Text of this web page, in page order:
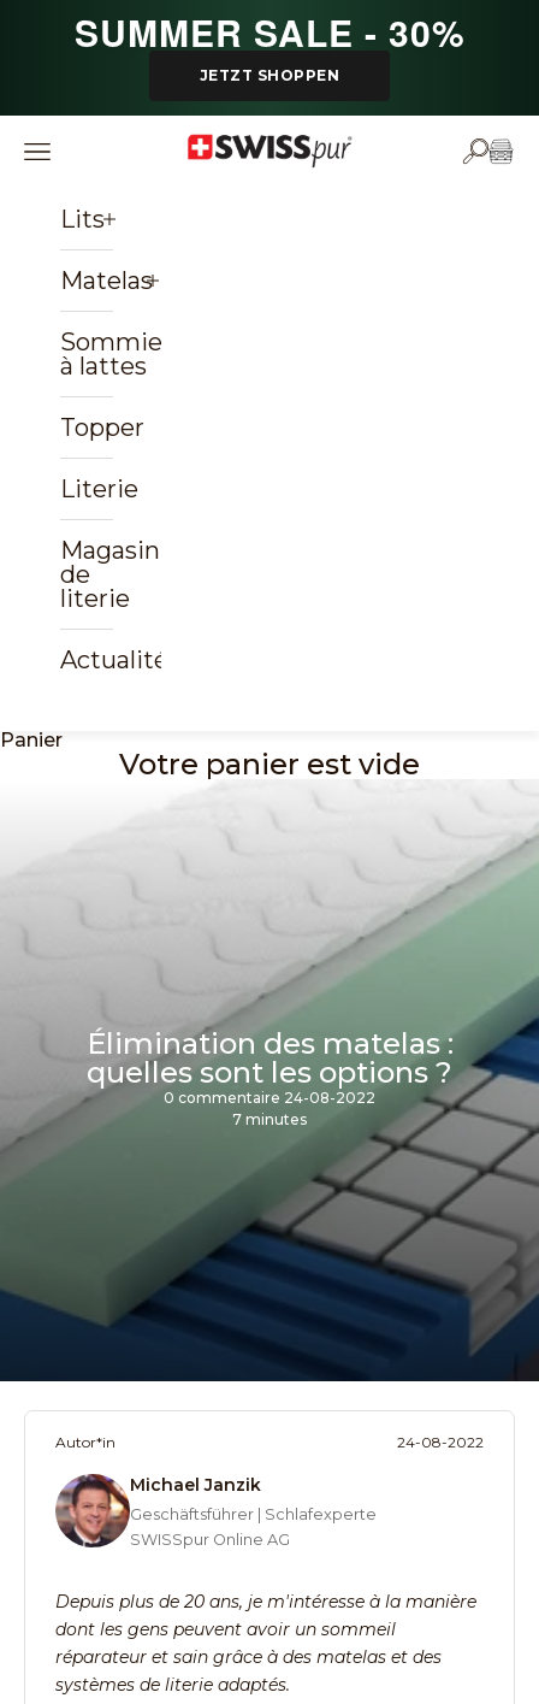
SUMMER SALE - 30%
JETZT SHOPPEN
SWISSpur
Ouvrir la navigation Ouvrir
Voir
Lits
Matelas
Sommiers
à lattes
Topper
Literie
Magasin
de
literie
Actualités
Panier
Votre panier est vide
Élimination des matelas :
quelles sont les options ?
0 commentaire 24-08-2022
7 minutes
24-08-2022
Autor*in
Michael Janzik
Geschäftsführer | Schlafexperte
SWISSpur Online AG
Depuis plus de 20 ans, je m'intéresse à la manière
dont les gens peuvent avoir un sommeil
réparateur et sain grâce à des matelas et des
systèmes de literie adaptés.